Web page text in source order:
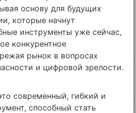
основу для будущих
которые начнут
инструменты уже сейчас,
конкурентное
рынок в вопросах
и цифровой зрелости.
современный, гибкий и
способный стать